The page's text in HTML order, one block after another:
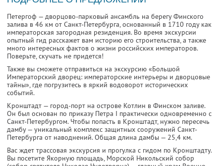
Петергоф — дворцово-парковый ансамбль на берегу Финского
залива в 46 км от Санкт-Петербурга, основанный в 1710 году как
императорская загородная резиденция. Во время экскурсии
опытный гид расскажет вам историю его строительства, а также
много интересных фактов о жизни российских императоров.
Поверьте, скучать не придется!
Также вы сможете отправиться на экскурсию «Большой
Императорский дворец: императорские интерьеры и дворцовые
тайны», где погрузитесь в яркий водоворот исторических
событий.
Кронштадт — город-порт на острове Котлин в Финском заливе.
Он был основан по приказу Петра I практически одновременно с
Санкт-Петербургом. Чтобы попасть в Кронштадт, нужно пересечь
дамбу — уникальный комплекс защитных сооружений Санкт-
Петербурга от наводнений. Общая длина дамбы — 25,4 км.
Вас ждет трассовая экскурсия и прогулка с гидом по Кронштадту.
Вы посетите Якорную площадь, Морской Никольский собор